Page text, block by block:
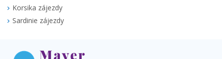
Korsika zájezdy
Sardinie zájezdy